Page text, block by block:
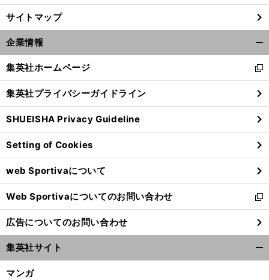
サイトマップ
企業情報
閉
る
集英社ホームページ
新
し
い
ウ
ィ
ン
ド
ウ
で
開
く
集英社プライバシーガイドライン
SHUEISHA Privacy Guideline
Setting of Cookies
web Sportivaについて
Web Sportivaについてのお問い合わせ
新
し
い
ウ
ィ
ン
広告についてのお問い合わせ
集英社サイト
マンガ